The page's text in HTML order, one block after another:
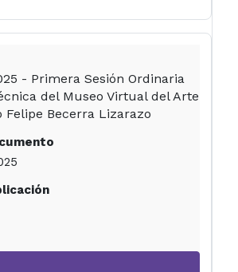
- Primera Sesión Ordinaria
del Museo Virtual del Arte
Felipe Becerra Lizarazo